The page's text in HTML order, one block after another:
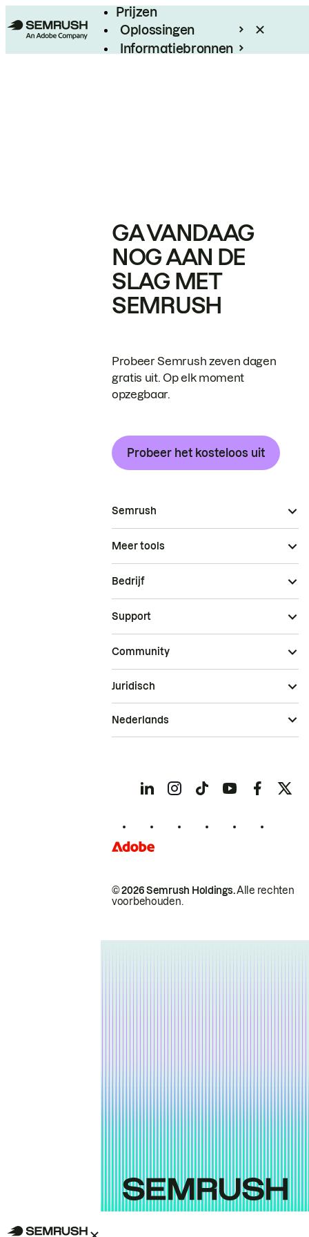
Prijzen
Oplossingen
Informatiebronnen
GA VANDAAG
NOG AAN DE
SLAG MET
SEMRUSH
Probeer Semrush zeven dagen
gratis uit. Op elk moment
opzegbaar.
Probeer het kosteloos uit
Semrush
Meer tools
Bedrijf
Support
Community
© 2026 Semrush Holdings.Alle rechten
voorbehouden.
Juridisch
Nederlands